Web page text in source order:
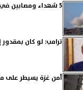
5 شهداء ومصابين في غارات للاحتلال على دير البلح وجباليا
ترامب: لو كان
أمن غزة يسيطر على